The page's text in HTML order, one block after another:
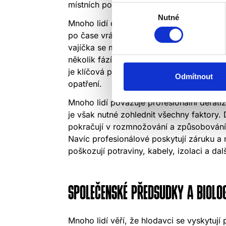
Nutné
Odmítnout
místních podmínek a bezpečnostních
Mnoho lidí očekává, že deratizace je
po čase vrátí. Úspěšná deratizace je
vajíčka se mohou vylíhnout až po
několik fází: počáteční zásah,
je klíčová pro dlouhodobý úspěch a
opatření.
Mnoho lidí považuje profesionální
je však nutné zohlednit všechny
pokračují v rozmnožování a
Navíc profesionálové poskytují záruku
poškozují potraviny, kabely, izolaci a
SPOLEČENSKÉ PŘEDSUDKY A
Mnoho lidí věří, že hlodavci se vyskytují